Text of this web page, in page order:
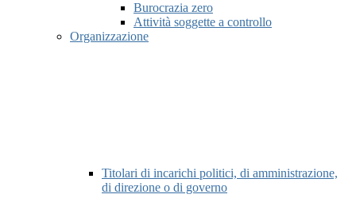
Burocrazia zero
Attività soggette a controllo
Organizzazione
Titolari di incarichi politici, di amministrazione,
di direzione o di governo